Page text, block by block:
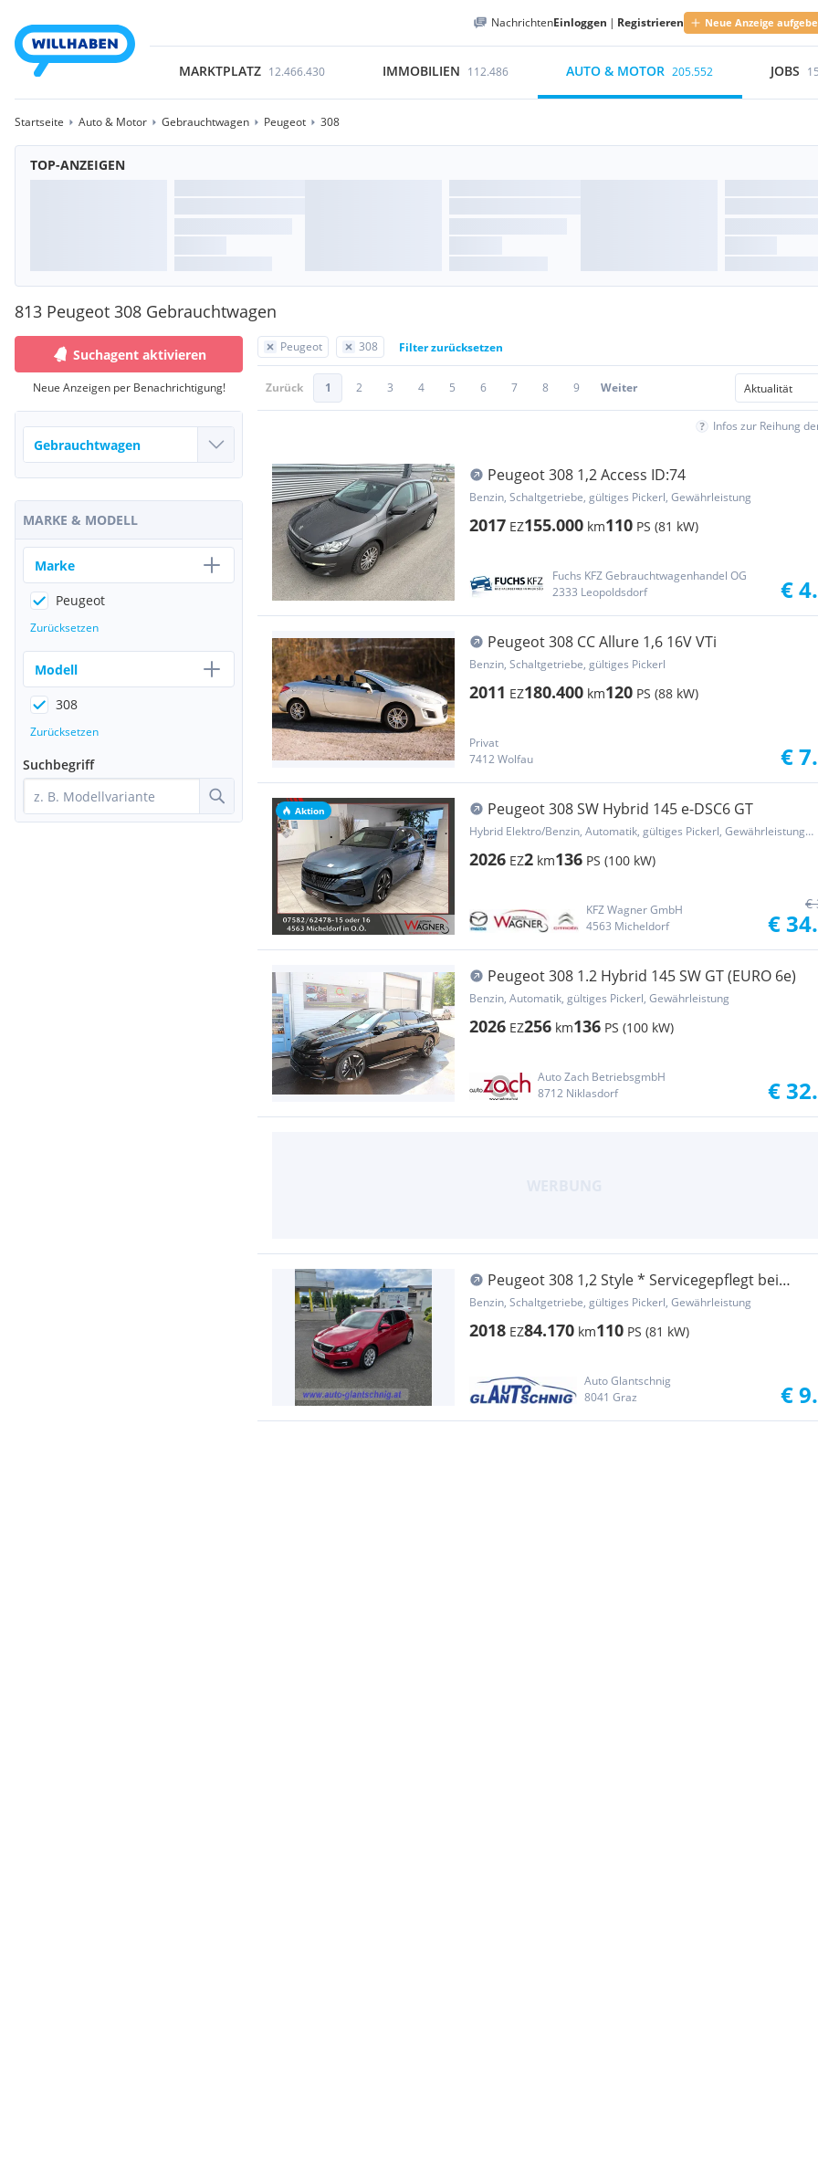
NachrichtenEinloggen | Registrieren Neue Anzeige
MARKTPLATZ 12.466.430 IMMOBILIEN 112.486 AUTO & MOTOR 205.552 JOBS
Startseite Auto & Motor Gebrauchtwagen Peugeot 308
TOP-ANZEIGEN
813 Peugeot 308 Gebrauchtwagen
Peugeot 308 Filter zurücksetzen
Zurück 1 2 3 4 5 6 7 8 9 Weiter
Infos zur Reihung
Peugeot 308 1,2 Access ID:74
Benzin, Schaltgetriebe, gültiges Pickerl, Gewährleistung
2017 EZ155.000 km110 PS (81 kW)
Fuchs KFZ Gebrauchtwagenhandel OG
2333 Leopoldsdorf
€
Peugeot 308 CC Allure 1,6 16V VTi
Benzin, Schaltgetriebe, gültiges Pickerl
2011 EZ180.400 km120 PS (88 kW)
Privat
7412 Wolfau
€
Aktion Peugeot 308 SW Hybrid 145 e-DSC6 GT
Hybrid Elektro/Benzin, Automatik, gültiges Pickerl, Gewährleistung, Garantie
2026 EZ2 km136 PS (100 kW)
KFZ Wagner GmbH
4563 Micheldorf
€
€
Peugeot 308 1.2 Hybrid 145 SW GT (EURO 6e)
Benzin, Automatik, gültiges Pickerl, Gewährleistung
2026 EZ256 km136 PS (100 kW)
Auto Zach BetriebsgmbH
8712 Niklasdorf
€
Peugeot 308 1,2 Style * Servicegepflegt bei
Peugeot *
Benzin, Schaltgetriebe, gültiges Pickerl, Gewährleistung
2018 EZ84.170 km110 PS (81 kW)
Auto Glantschnig
8041 Graz
€
Suchagent aktivieren
Neue Anzeigen per Benachrichtigung!
MARKE & MODELL
Marke
Peugeot
Zurücksetzen
Modell
308
Zurücksetzen
Suchbegriff